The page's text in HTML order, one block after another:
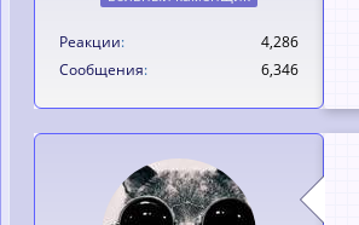
Реакции
4,286
Сообщения
6,346